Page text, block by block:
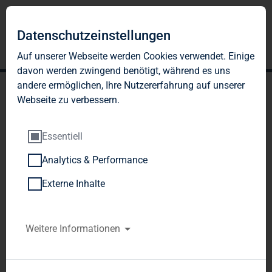
TAG Immobilien AG
beschließt vollständig
übernommene
ung in Höhe von €200 Mio.
Datenschutzeinstellungen
Auf unserer Webseite werden Cookies verwendet. Einige
davon werden zwingend benötigt, während es uns
andere ermöglichen, Ihre Nutzererfahrung auf unserer
Webseite zu verbessern.
Essentiell
Analytics & Performance
Externe Inhalte
Weitere Informationen